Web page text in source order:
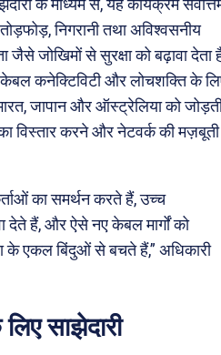
के माध्यम से, यह कार्यक्रम
निगरानी तथा अविश्वसनीय
जैसे जोखिमों से सुरक्षा को बढ़ावा देता
कनेक्टिविटी और लोचशक्ति के
जापान और ऑस्ट्रेलिया को
विस्तार करने और नेटवर्क की
का समर्थन करते हैं, उच्च
देते हैं, और ऐसे नए केबल मार्गों को
के एकल बिंदुओं से बचते हैं,” अधिकारी
साझेदारी